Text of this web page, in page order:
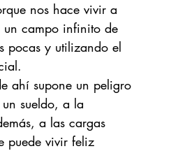
nos hace vivir a
un campo infinito de
pocas y utilizando el
ahí supone un peligro
sueldo, a la
a las cargas
puede vivir feliz